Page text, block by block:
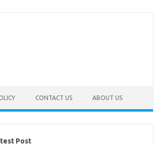
CONTACT US ABOUT US
Post